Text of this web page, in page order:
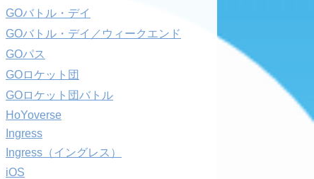
GOバトル・デイ
GOバトル・デイ／ウィークエンド
GOパス
GOロケット団
GOロケット団バトル
HoYoverse
Ingress
Ingress（イングレス）
iOS